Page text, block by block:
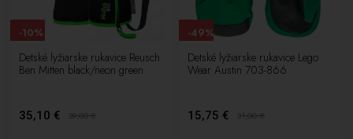
Detské lyžiarske rukavice Reusch
Ben Mitten black/neon green
35,10 € 39,00€
-10%
Detské lyžiarske rukavice Lego
Wear Austin 703-866
15,75 € 31,00€
-49%